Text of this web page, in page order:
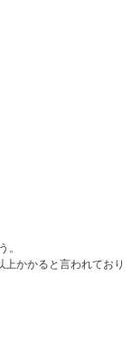
。
かかると言われており